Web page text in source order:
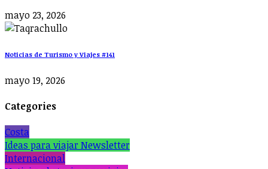
mayo 23, 2026
Noticias de Turismo y Viajes #141
mayo 19, 2026
Categories
Costa
Ideas para viajar Newsletter
Internacional